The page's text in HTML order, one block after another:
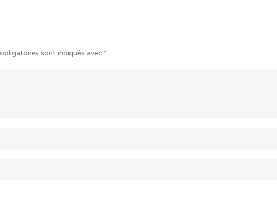
sont indiqués avec *